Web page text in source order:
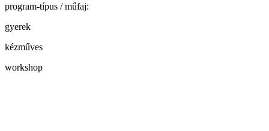
program-típus / műfaj:
gyerek
kézműves
workshop